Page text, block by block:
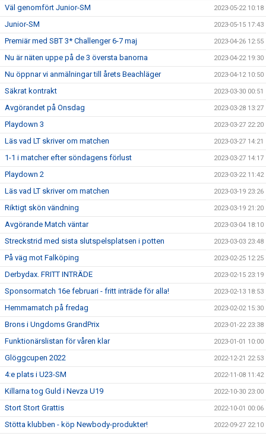
Väl genomfört Junior-SM 2023-05-22 10:18
Junior-SM 2023-05-15 17:43
Premiär med SBT 3* Challenger 6-7 maj 2023-04-26 12:55
Nu är näten uppe på de 3 översta banorna 2023-04-22 19:30
Nu öppnar vi anmälningar till årets Beachläger 2023-04-12 10:50
Säkrat kontrakt 2023-03-30 00:51
Avgörandet på Onsdag 2023-03-28 13:27
Playdown 3 2023-03-27 22:20
Läs vad LT skriver om matchen 2023-03-27 14:21
1-1 i matcher efter söndagens förlust 2023-03-27 14:17
Playdown 2 2023-03-22 11:42
Läs vad LT skriver om matchen 2023-03-19 23:26
Riktigt skön vändning 2023-03-19 21:20
Avgörande Match väntar 2023-03-04 18:10
Streckstrid med sista slutspelsplatsen i potten 2023-03-03 23:48
På väg mot Falköping 2023-02-25 12:25
Derbydax. FRITT INTRÄDE 2023-02-15 23:19
Sponsormatch 16e februari - fritt inträde för alla! 2023-02-13 18:53
Hemmamatch på fredag 2023-02-02 15:30
Brons i Ungdoms GrandPrix 2023-01-22 23:38
Funktionärslistan för våren klar 2023-01-01 10:00
Glöggcupen 2022 2022-12-21 22:53
4:e plats i U23-SM 2022-11-08 11:42
Killarna tog Guld i Nevza U19 2022-10-30 23:00
Stort Stort Grattis 2022-10-01 00:06
Stötta klubben - köp Newbody-produkter! 2022-09-27 22:10